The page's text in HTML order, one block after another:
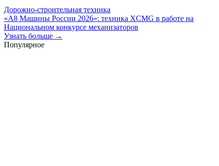
Дорожно-строительная техника
«А8 Машины России 2026»: техника XCMG в работе на
Национальном конкурсе механизаторов
Узнать больше →
Популярное